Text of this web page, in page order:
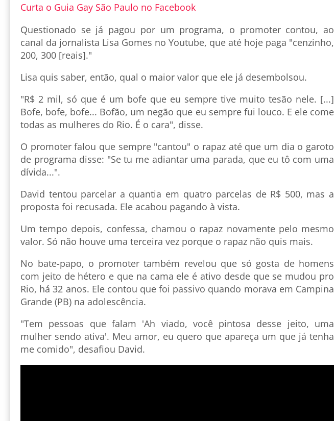
Curta o Guia Gay São Paulo no Facebook
Questionado se já pagou por um programa, o promoter contou, ao
canal da jornalista Lisa Gomes no Youtube, que até hoje paga "cenzinho,
200, 300 [reais]."
Lisa quis saber, então, qual o maior valor que ele já desembolsou.
"R$ 2 mil, só que é um bofe que eu sempre tive muito tesão nele. [...]
Bofe, bofe, bofe... Bofão, um negão que eu sempre fui louco. E ele come
todas as mulheres do Rio. É o cara", disse.
O promoter falou que sempre "cantou" o rapaz até que um dia o garoto
de programa disse: "Se tu me adiantar uma parada, que eu tô com uma
dívida...".
David tentou parcelar a quantia em quatro parcelas de R$ 500, mas a
proposta foi recusada. Ele acabou pagando à vista.
Um tempo depois, confessa, chamou o rapaz novamente pelo mesmo
valor. Só não houve uma terceira vez porque o rapaz não quis mais.
No bate-papo, o promoter também revelou que só gosta de homens
com jeito de hétero e que na cama ele é ativo desde que se mudou pro
Rio, há 32 anos. Ele contou que foi passivo quando morava em Campina
Grande (PB) na adolescência.
"Tem pessoas que falam 'Ah viado, você pintosa desse jeito, uma
mulher sendo ativa'. Meu amor, eu quero que apareça um que já tenha
me comido", desafiou David.